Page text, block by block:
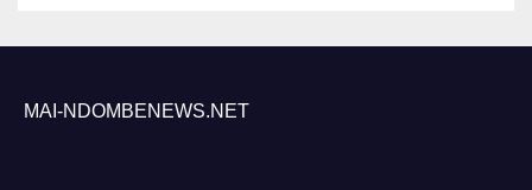
MAI-NDOMBENEWS.NET